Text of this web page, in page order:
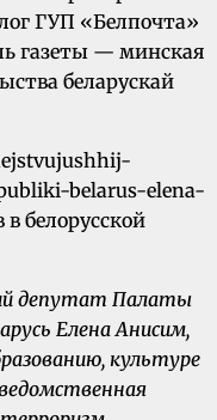
ГУП «Белпочта»
газеты — минская
беларускай
депутат Палаты
Елена Анисим,
культуре